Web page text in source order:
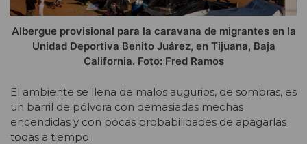
Albergue provisional para la caravana de migrantes en la
Unidad Deportiva Benito Juárez, en Tijuana, Baja
California. Foto: Fred Ramos
El ambiente se llena de malos augurios, de sombras, es
un barril de pólvora con demasiadas mechas
encendidas y con pocas probabilidades de apagarlas
todas a tiempo.